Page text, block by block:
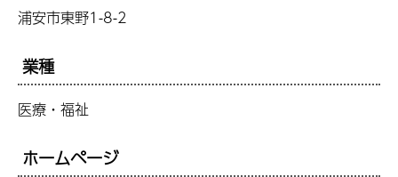
浦安市東野1-8-2
業種
医療・福祉
ホームページ